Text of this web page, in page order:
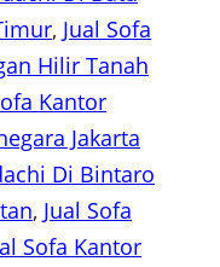
, Jual Sofa
Hilir Tanah
Kantor
Jakarta
Di Bintaro
, Jual Sofa
Sofa Kantor